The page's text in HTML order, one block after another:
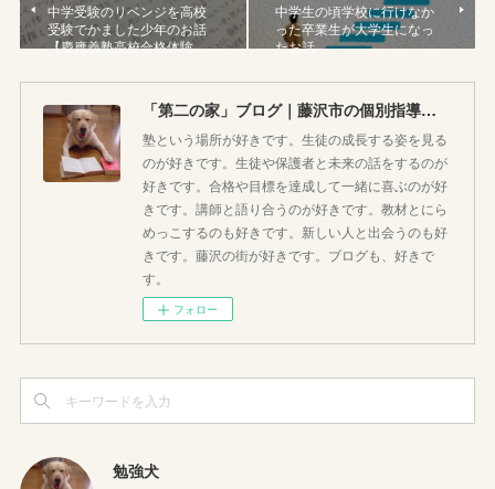
中学受験のリベンジを高校
受験でかました少年のお話
【慶應義塾高校合格体験…
中学生の頃学校に行けなか
った卒業生が大学生になっ
たお話
「第二の家」ブログ｜藤沢市の個別指導塾のお話
塾という場所が好きです。生徒の成長する姿を見る
のが好きです。生徒や保護者と未来の話をするのが
好きです。合格や目標を達成して一緒に喜ぶのが好
きです。講師と語り合うのが好きです。教材とにら
めっこするのも好きです。新しい人と出会うのも好
きです。藤沢の街が好きです。ブログも、好きで
す。
フォロー
勉強犬